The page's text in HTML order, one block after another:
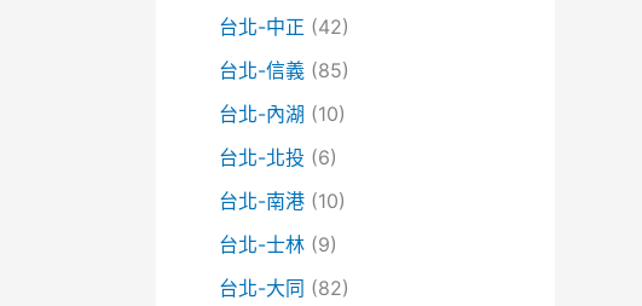
台北-中正 (42)
台北-信義 (85)
台北-內湖 (10)
台北-北投 (6)
台北-南港 (10)
台北-士林 (9)
台北-大同 (82)